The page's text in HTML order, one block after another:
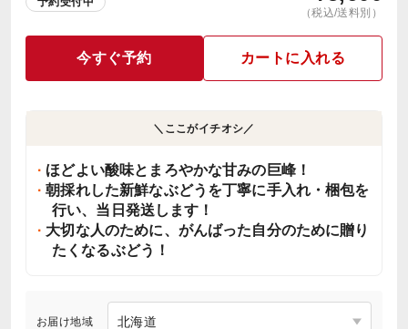
（税込/送料別）
今すぐ予約 カートに入れる
＼ここがイチオシ／
ほどよい酸味とまろやかな甘みの巨峰！
朝採れした新鮮なぶどうを丁寧に手入れ・梱包を
行い、当日発送します！
大切な人のために、がんばった自分のために贈り
たくなるぶどう！
お届け地域